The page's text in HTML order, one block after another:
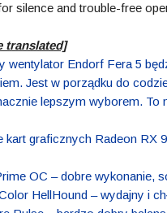
silence and trouble-free
translated]
wentylator Endorf Fera 5
Jest w porządku do
lepszym wyborem. To
kart graficznych Radeon RX
OC – dobre wykonanie,
HellHound – wydajny i